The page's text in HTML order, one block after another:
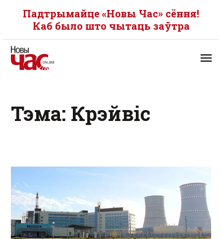
Падтрымайце «Новы Час» сёння!
Каб было што чытаць заўтра
Тэма: Крэйвіс